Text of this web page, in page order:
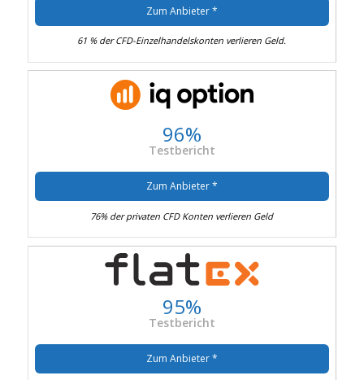
Zum Anbieter *
61 % der CFD-Einzelhandelskonten verlieren Geld.
96%
Testbericht
Zum Anbieter *
76% der privaten CFD Konten verlieren Geld
95%
Testbericht
Zum Anbieter *